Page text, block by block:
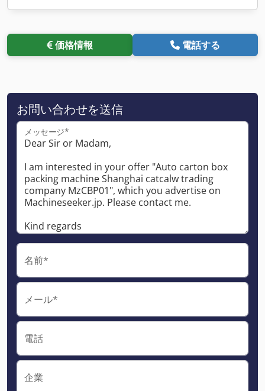
価格情報 電話する
お問い合わせを送信
メッセージ*
名前*
メール*
電話
企業